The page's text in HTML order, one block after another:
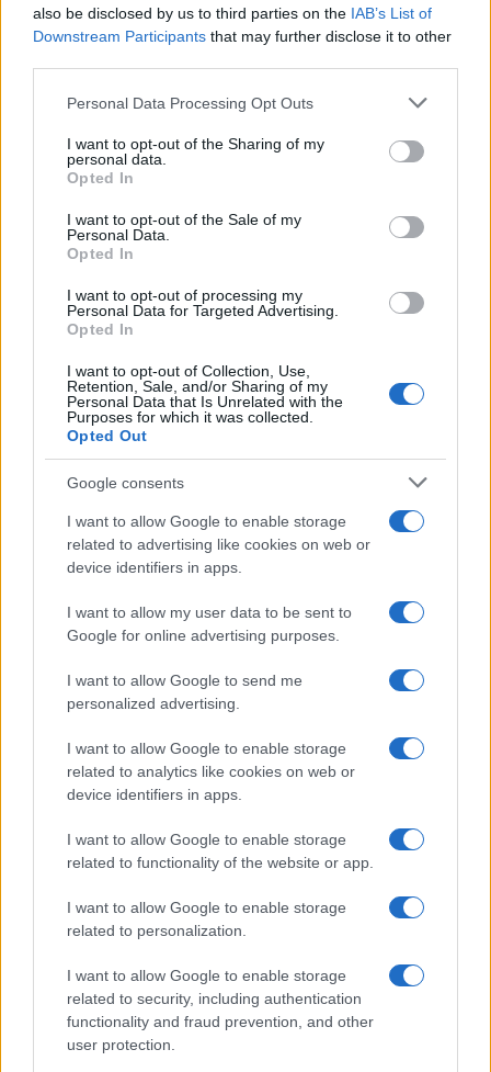
also be disclosed by us to third parties on the IAB’s List of
Downstream Participants that may further disclose it to other
Please note that this website/app uses one or more Google
not limited to your visit or usage behaviour. You may click to
grant or deny consent to Google and its third-party tags to
use your data for below specified purposes in below Google
consent section.
Personal Data Processing Opt Outs
I want to opt-out of the Sharing of my
personal data.
Opted In
I want to opt-out of the Sale of my
Personal Data.
Opted In
I want to opt-out of processing my
Personal Data for Targeted Advertising.
Opted In
I want to opt-out of Collection, Use,
Retention, Sale, and/or Sharing of my
Personal Data that Is Unrelated with the
Purposes for which it was collected.
Opted Out
Google consents
I want to allow Google to enable storage
related to advertising like cookies on web or
device identifiers in apps.
I want to allow my user data to be sent to
Google for online advertising purposes.
I want to allow Google to send me
personalized advertising.
I want to allow Google to enable storage
related to analytics like cookies on web or
device identifiers in apps.
I want to allow Google to enable storage
related to functionality of the website or app.
I want to allow Google to enable storage
related to personalization.
I want to allow Google to enable storage
related to security, including authentication
functionality and fraud prevention, and other
user protection.
Continua a leggere
Don Antonio Mazzi: l’ultimo saluto a Milano tra
emozioni e canti
NEWS